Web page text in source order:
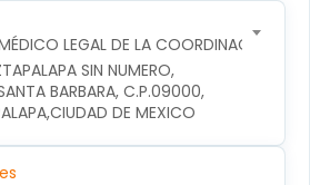
LEGAL DE LA COORDINACION
SIN NUMERO,
BARBARA, C.P.09000,
DE MEXICO